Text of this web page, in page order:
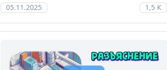
05.11.2025 1,5 К